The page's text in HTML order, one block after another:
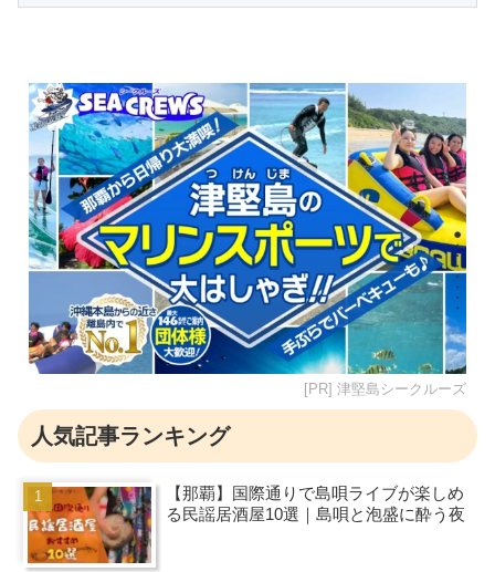
[PR] 津堅島シークルーズ
人気記事ランキング
【那覇】国際通りで島唄ライブが楽しめ
る民謡居酒屋10選｜島唄と泡盛に酔う夜